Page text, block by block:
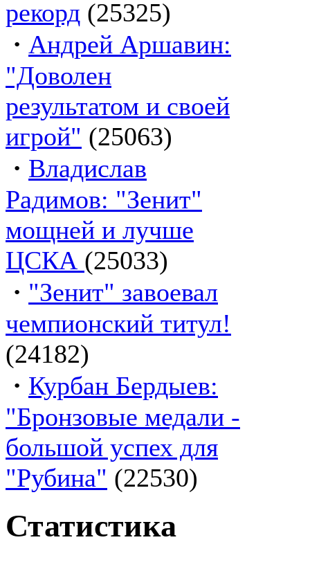
рекорд (25325)
· Андрей Аршавин:
"Доволен
результатом и своей
игрой" (25063)
· Владислав
Радимов: "Зенит"
мощней и лучше
ЦСКА (25033)
· "Зенит" завоевал
чемпионский титул!
(24182)
· Курбан Бердыев:
"Бронзовые медали -
большой успех для
"Рубина" (22530)
Статистика